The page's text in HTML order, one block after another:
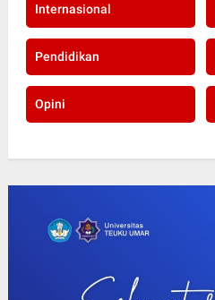
Internasional
Pendidikan
Opini